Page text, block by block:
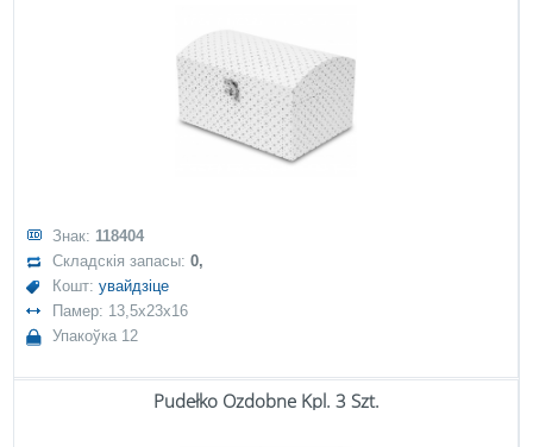
Знак: 118404
Складскія запасы:0,
Кошт:увайдзіце
Памер: 13,5x23x16
Упакоўка 12
Pudełko Ozdobne Kpl. 3 Szt.